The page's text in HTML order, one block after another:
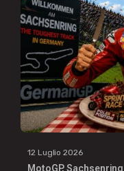
12 Luglio 2026
MotoGP,